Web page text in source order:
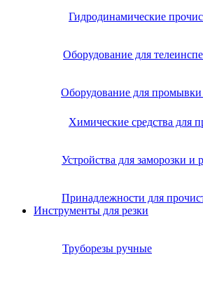
Гидродинамические
Оборудование для
Оборудование для промывки
Химические средства для
Устройства для заморозки и
Принадлежности для
Инструменты для резки
Труборезы ручные